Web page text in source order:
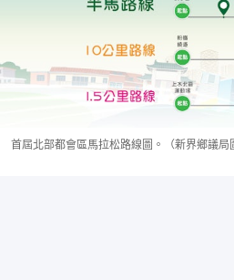
首屆北部都會區馬拉松路線圖。（新界鄉議局